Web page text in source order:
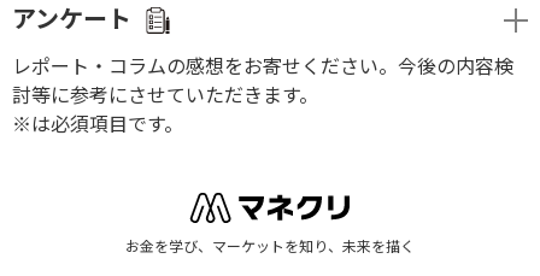
アンケート
レポート・コラムの感想をお寄せください。今後の内容検
討等に参考にさせていただきます。
※は必須項目です。
お金を学び、マーケットを知り、未来を描く